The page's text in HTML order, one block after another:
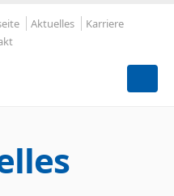
Aktuelles
Karriere